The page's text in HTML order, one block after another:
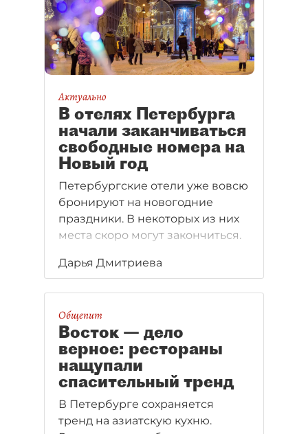
проекта на этом не
заканчивается.
Актуально
В отелях Петербурга
начали заканчиваться
свободные номера на
Новый год
Петербургские отели уже вовсю
бронируют на новогодние
праздники. В некоторых из них
места скоро могут закончиться.
Дарья Дмитриева
Общепит
Восток — дело
верное: рестораны
нащупали
спасительный тренд
В Петербурге сохраняется
тренд на азиатскую кухню.